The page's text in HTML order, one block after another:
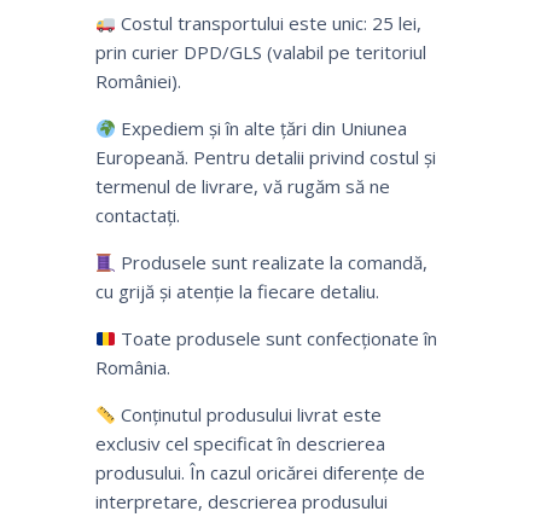
Costul transportului este unic: 25 lei,
prin curier DPD/GLS (valabil pe teritoriul
României).
Expediem și în alte țări din Uniunea
Europeană. Pentru detalii privind costul și
termenul de livrare, vă rugăm să ne
contactați.
Produsele sunt realizate la comandă,
cu grijă și atenție la fiecare detaliu.
Toate produsele sunt confecționate în
România.
Conținutul produsului livrat este
exclusiv cel specificat în descrierea
produsului. În cazul oricărei diferențe de
interpretare, descrierea produsului